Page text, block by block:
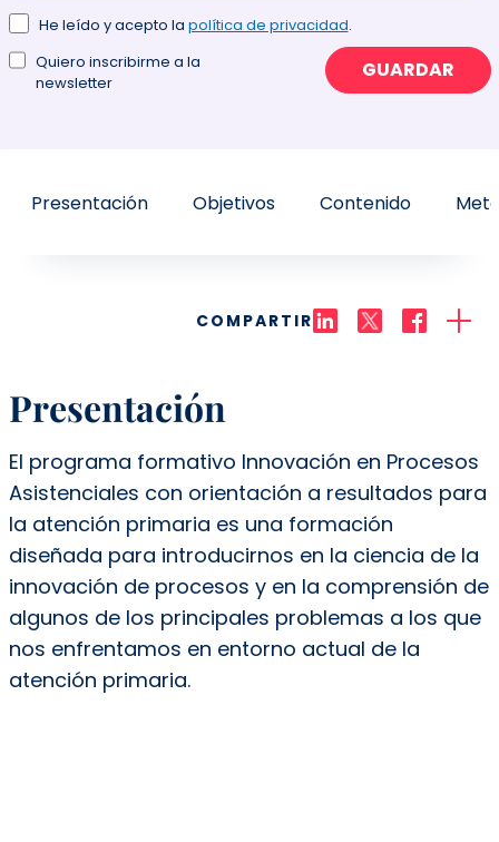
He leído y acepto la política de privacidad.
Quiero inscribirme a la
newsletter
GUARDAR
Presentación Objetivos Contenido
COMPARTIR
Presentación
El programa formativo Innovación en Procesos
Asistenciales con orientación a resultados para
la atención primaria es una formación
diseñada para introducirnos en la ciencia de la
innovación de procesos y en la comprensión de
algunos de los principales problemas a los que
nos enfrentamos en entorno actual de la
atención primaria.